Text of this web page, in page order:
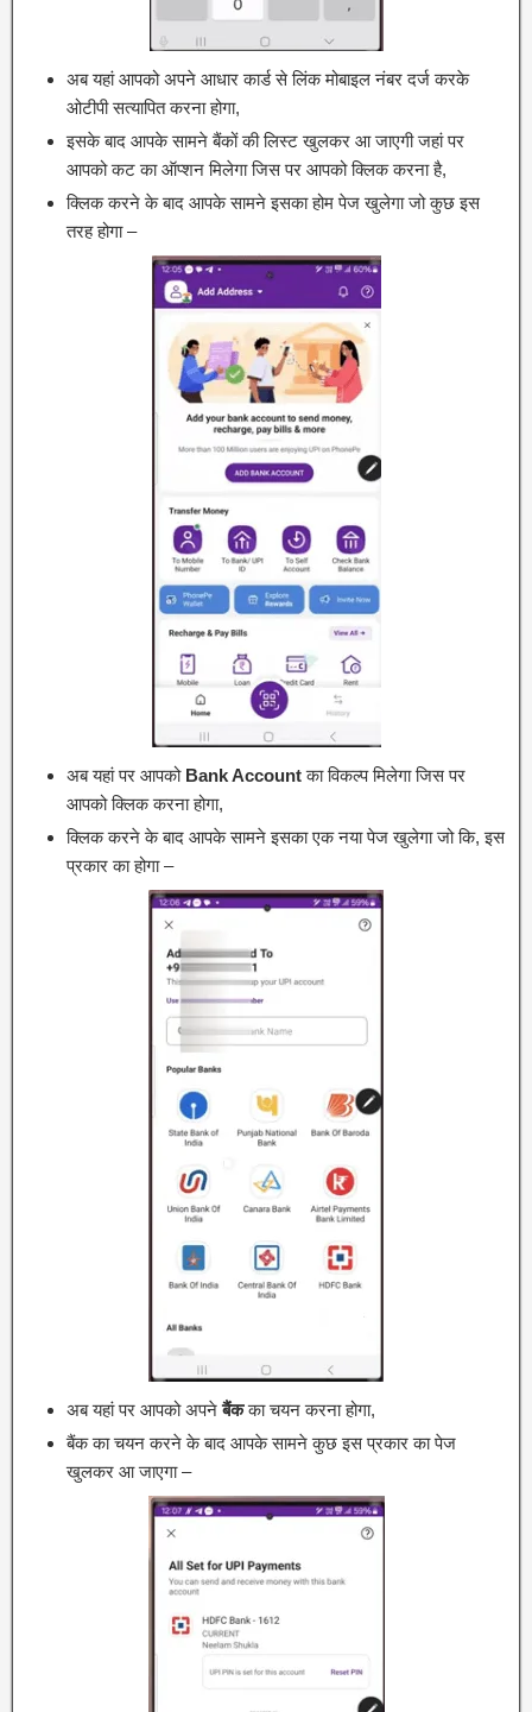
अब यहां आपको अपने आधार कार्ड से लिंक मोबाइल नंबर दर्ज करके
ओटीपी सत्यापित करना होगा,
इसके बाद आपके सामने बैंकों की लिस्ट खुलकर आ जाएगी जहां पर
आपको कट का ऑप्शन मिलेगा जिस पर आपको क्लिक करना है,
क्लिक करने के बाद आपके सामने इसका होम पेज खुलेगा जो कुछ इस
तरह होगा –
अब यहां पर आपको Bank Accountका विकल्प मिलेगा जिस पर
आपको क्लिक करना होगा,
क्लिक करने के बाद आपके सामने इसका एक नया पेज खुलेगा जो कि, इस
प्रकार का होगा –
अब यहां पर आपको अपनेबैंकका चयन करना होगा,
बैंक का चयन करने के बाद आपके सामने कुछ इस प्रकार का पेज
खुलकर आ जाएगा –